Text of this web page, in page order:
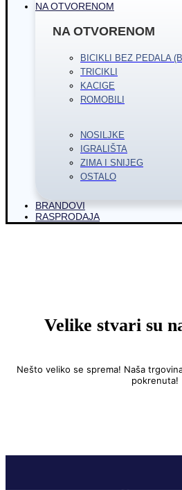
NA OTVORENOM
NA OTVORENOM
BICIKLI BEZ PEDALA
TRICIKLI
KACIGE
ROMOBILI
NOSILJKE
IGRALIŠTA
ZIMA I SNIJEG
OSTALO
BRANDOVI
RASPRODAJA
Velike stvari su
Nešto veliko se sprema! Naša
pokrenuta!